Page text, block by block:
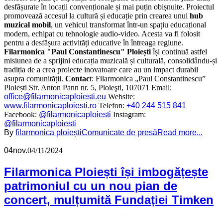
desfășurate în locații convenționale și mai puțin obișnuite. Proiectul
promovează accesul la cultură și educație prin crearea unui hub
muzical mobil, un vehicul transformat într-un spațiu educațional
modern, echipat cu tehnologie audio-video. Acesta va fi folosit
pentru a desfășura activități educative în întreaga regiune.
Filarmonica "Paul Constantinescu" Ploieștiîși continuă astfel
misiunea de a sprijini educația muzicală și culturală, consolidându-și
tradiția de a crea proiecte inovatoare care au un impact durabil
asupra comunității. Contact: Filarmonica „Paul Constantinescu”
Ploiești Str. Anton Pann nr. 5, Ploieşti, 107071 Email:
office@filarmonicaploiesti.eu Website:
www.filarmonicaploiesti.ro Telefon: +40 244 515 841
Facebook: @filarmonicaploiesti Instagram:
@filarmonicaploiesti
By filarmonica ploieștiComunicate de presăRead more...
04nov.04/11/2024
Filarmonica Ploiești își imbogățește
patrimoniul cu un nou pian de
concert, mulțumită Fundației Timken